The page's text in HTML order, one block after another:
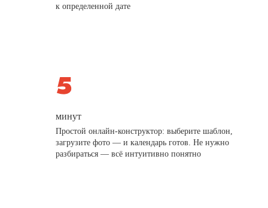
к определенной дате
минут
Простой онлайн-конструктор: выберите шаблон,
загрузите фото — и календарь готов. Не нужно
разбираться — всё интуитивно понятно